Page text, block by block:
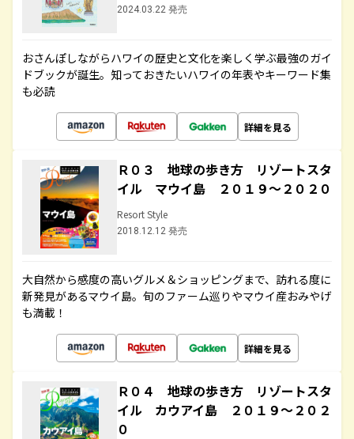
2024.03.22 発売
おさんぽしながらハワイの歴史と文化を楽しく学ぶ最強のガイ
ドブックが誕生。知っておきたいハワイの年表やキーワード集
も必読
詳細を見る
Ｒ０３ 地球の歩き方 リゾートスタ
イル マウイ島 ２０１９～２０２０
Resort Style
2018.12.12 発売
大自然から感度の高いグルメ＆ショッピングまで、訪れる度に
新発見があるマウイ島。旬のファーム巡りやマウイ産おみやげ
も満載！
詳細を見る
Ｒ０４ 地球の歩き方 リゾートスタ
イル カウアイ島 ２０１９～２０２
０